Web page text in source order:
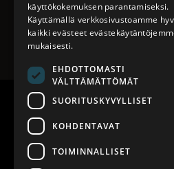
käyttökokemuksen parantamiseksi.
Käyttämällä verkkosivustoamme
kaikki evästeet
mukaisesti.
EHDOTTOMASTI
VÄLTTÄMÄTTÖMÄT
SUORITUSKYVYLLISET
KOHDENTAVAT
TOIMINNALLISET